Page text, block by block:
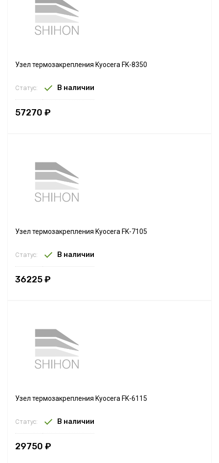
Узел термозакрепления Kyocera FK-8350
Статус: В наличии
57270 ₽
Узел термозакрепления Kyocera FK-7105
Статус: В наличии
36225 ₽
Узел термозакрепления Kyocera FK-6115
Статус: В наличии
29750 ₽